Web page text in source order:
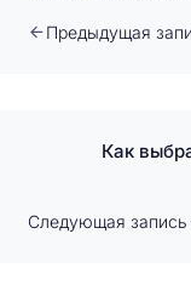
Предыдущая
Как
Следующая запись